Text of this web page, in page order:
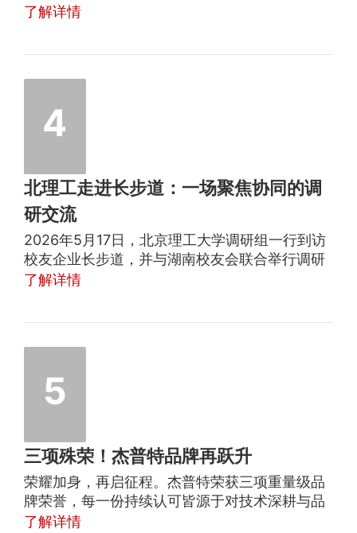
分子紫外辐射源》（GB/T 19258.3-2026），已
了解详情
4
北理工走进长步道：一场聚焦协同的调
研交流
2026年5月17日，北京理工大学调研组一行到访
校友企业长步道，并与湖南校友会联合举行调研
座谈交流会议。本次活动聚焦校企协同、产学研
了解详情
5
三项殊荣！杰普特品牌再跃升
荣耀加身，再启征程。杰普特荣获三项重量级品
牌荣誉，每一份持续认可皆源于对技术深耕与品
质坚守的长期主义。以光为媒，以精工立信，我
了解详情